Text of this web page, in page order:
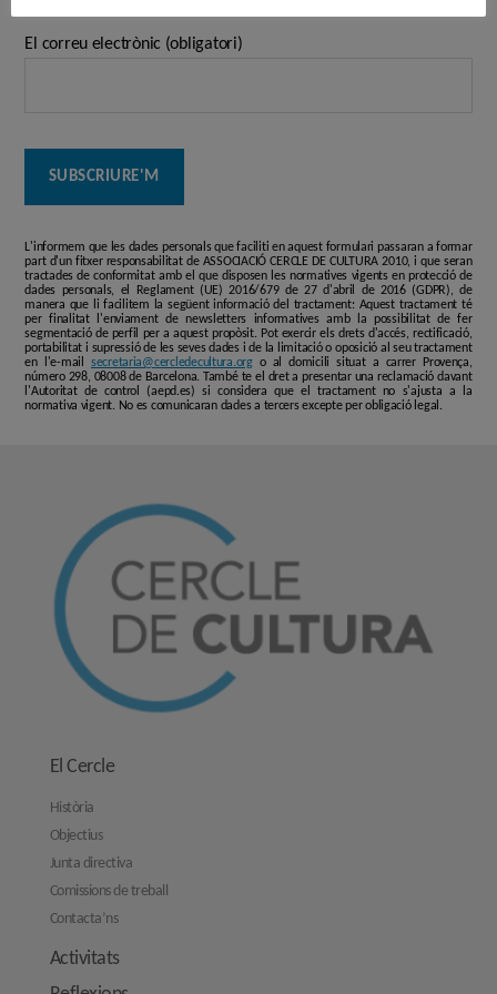
El correu electrònic (obligatori)
L'informem que les dades personals que faciliti en aquest formulari passaran a formar
part d'un fitxer responsabilitat de ASSOCIACIÓ CERCLE DE CULTURA 2010, i que seran
tractades de conformitat amb el que disposen les normatives vigents en protecció de
dades personals, el Reglament (UE) 2016/679 de 27 d'abril de 2016 (GDPR), de
manera que li facilitem la següent informació del tractament: Aquest tractament té
per finalitat l'enviament de newsletters informatives amb la possibilitat de fer
segmentació de perfil per a aquest propòsit. Pot exercir els drets d'accés, rectificació,
portabilitat i supressió de les seves dades i de la limitació o oposició al seu tractament
en l'e-mail secretaria@cercledecultura.orgo al domicili situat a carrer Provença,
número 298, 08008 de Barcelona. També te el dret a presentar una reclamació davant
l'Autoritat de control (aepd.es) si considera que el tractament no s'ajusta a la
normativa vigent. No es comunicaran dades a tercers excepte per obligació legal.
El Cercle
Història
Objectius
Junta directiva
Comissions de treball
Contacta’ns
Activitats